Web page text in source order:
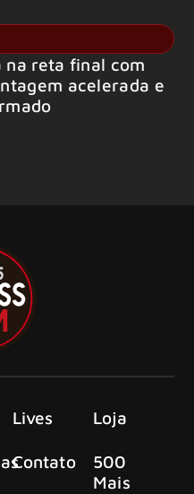
na reta final com
acelerada e
Lives
Contato
Loja
500
Mais